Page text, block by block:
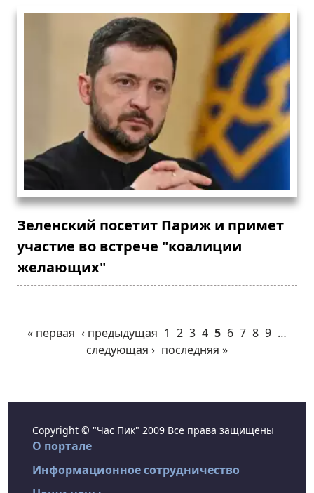
Зеленский посетит Париж и примет
участие во встрече "коалиции
желающих"
« первая ‹ предыдущая 1 2 3 4 5 6 7 8 9 …
следующая › последняя »
Copyright © "Час Пик" 2009 Все права защищены
О портале
Информационное сотрудничество